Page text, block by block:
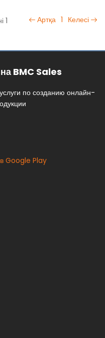
1
Артқа 1 Келесі
BMC Sales
по созданию онлайн-